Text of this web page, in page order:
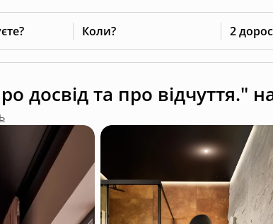
Коли? 2
досвід та про відчуття."